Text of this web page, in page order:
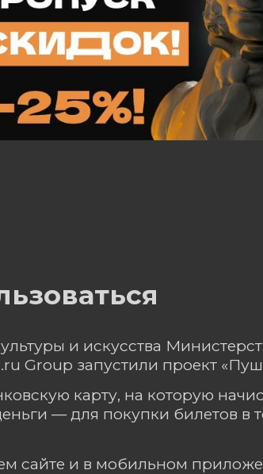
и искусства
запустили проект
карту, на которую
— для покупки билетов в
сайте и в мобильном